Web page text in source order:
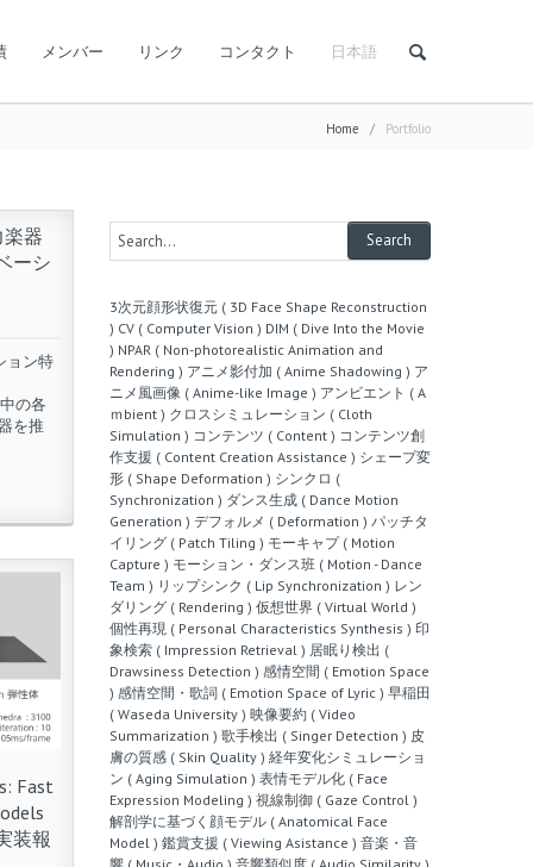
メンバー リンク コンタクト 日本語
Home / Portfolio
楽器
ーシ
ョン特
の各
を推
Fast
装報
3次元顔形状復元 ( 3D Face Shape Reconstruction
) CV ( Computer Vision ) DIM ( Dive Into the Movie
) NPAR ( Non-photorealistic Animation and
Rendering ) アニメ影付加 ( Anime Shadowing ) ア
ニメ風画像 ( Anime-like Image ) アンビエント ( A
ｍbient ) クロスシミュレーション ( Cloth
Simulation ) コンテンツ ( Content ) コンテンツ創
作支援 ( Content Creation Assistance ) シェープ変
形 ( Shape Deformation ) シンクロ (
Synchronization ) ダンス生成 ( Dance Motion
Generation ) デフォルメ ( Deformation ) パッチタ
イリング ( Patch Tiling ) モーキャプ ( Motion
Capture ) モーション・ダンス班 ( Motion - Dance
Team ) リップシンク ( Lip Synchronization ) レン
ダリング ( Rendering ) 仮想世界 ( Virtual World )
個性再現 ( Personal Characteristics Synthesis ) 印
象検索 ( Impression Retrieval ) 居眠り検出 (
Drawsiness Detection ) 感情空間 ( Emotion Space
) 感情空間・歌詞 ( Emotion Space of Lyric ) 早稲田
( Waseda University ) 映像要約 ( Video
Summarization ) 歌手検出 ( Singer Detection ) 皮
膚の質感 ( Skin Quality ) 経年変化シミュレーショ
ン ( Aging Simulation ) 表情モデル化 ( Face
Expression Modeling ) 視線制御 ( Gaze Control )
解剖学に基づく顔モデル ( Anatomical Face
Model ) 鑑賞支援 ( Viewing Asistance ) 音楽・音